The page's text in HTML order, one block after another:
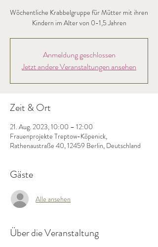
Wöchentliche Krabbelgruppe für Mütter mit ihren
Anmeldung geschlossen
Jetzt andere Veranstaltungen ansehen
Zeit & Ort
21. Aug. 2023, 10:00 – 12:00
Frauenprojekte Treptow-Köpenick,
Rathenaustraße 40, 12459 Berlin, Deutschland
Gäste
Alle ansehen
Über die Veranstaltung